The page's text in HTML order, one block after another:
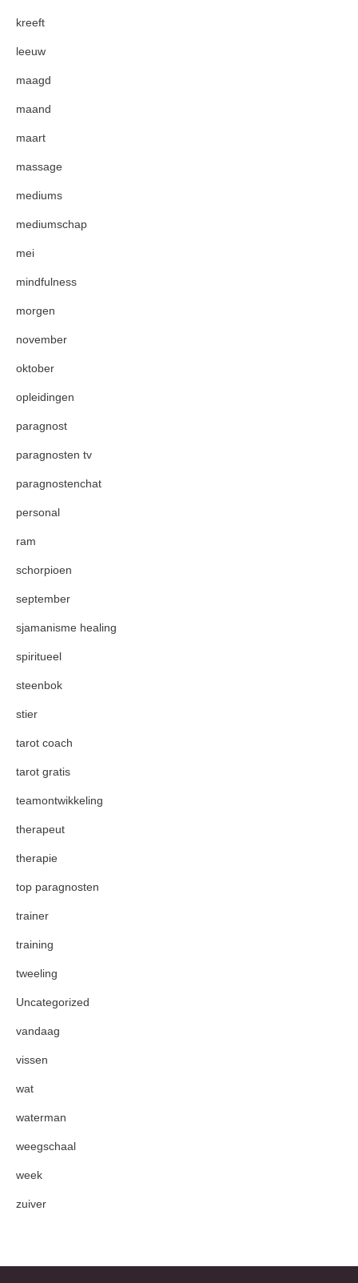
kreeft
leeuw
maagd
maand
maart
massage
mediums
mediumschap
mei
mindfulness
morgen
november
oktober
opleidingen
paragnost
paragnosten tv
paragnostenchat
personal
ram
schorpioen
september
sjamanisme healing
spiritueel
steenbok
stier
tarot coach
tarot gratis
teamontwikkeling
therapeut
therapie
top paragnosten
trainer
training
tweeling
Uncategorized
vandaag
vissen
wat
waterman
weegschaal
week
zuiver